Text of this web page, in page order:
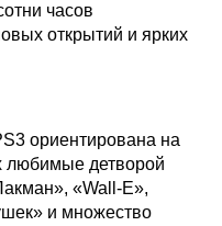
часов
открытий и ярких
ориентирована на
любимые детворой
«Wall-E»,
и множество